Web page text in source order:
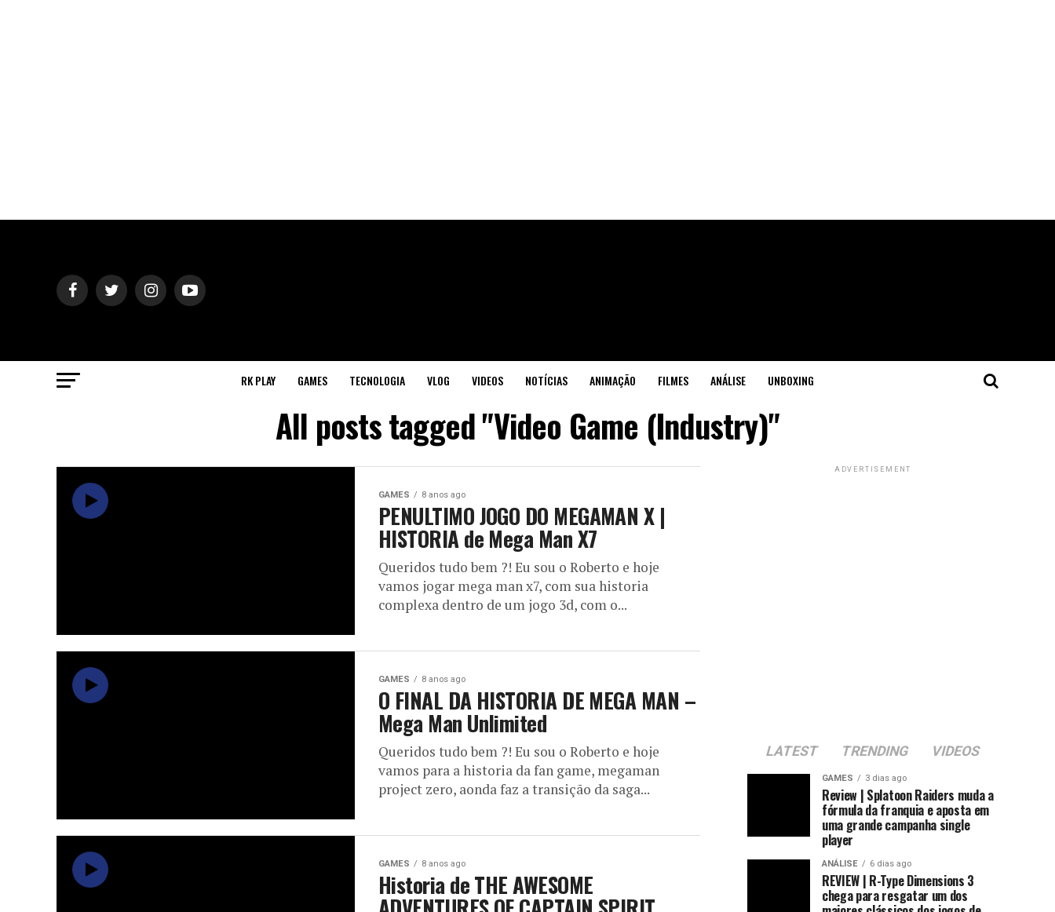
RK PLAY GAMES TECNOLOGIA VLOG VIDEOS NOTÍCIAS ANIMAÇÃO FILMES ANÁLISE UNBOXING
All posts tagged "Video Game (Industry)"
GAMES 8 anos ago
PENULTIMO JOGO DO MEGAMAN X |
HISTORIA de Mega Man X7
Queridos tudo bem ?! Eu sou o Roberto e hoje
vamos jogar mega man x7, com sua historia
complexa dentro de um jogo 3d, com o...
GAMES 8 anos ago
O FINAL DA HISTORIA DE MEGA MAN –
Mega Man Unlimited
Queridos tudo bem ?! Eu sou o Roberto e hoje
vamos para a historia da fan game, megaman
project zero, aonda faz a transição da saga...
GAMES 8 anos ago
Historia de THE AWESOME
ADVERTISEMENT
LATEST TRENDING VIDEOS
GAMES 3 dias ago
Review | Splatoon Raiders muda a
fórmula da franquia e aposta em
uma grande campanha single
player
ANÁLISE 6 dias ago
REVIEW | R-Type Dimensions 3
chega para resgatar um dos